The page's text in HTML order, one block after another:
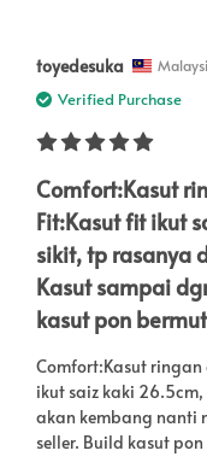
toyedesuka
Verified Purchase
Comfort:Kasut
Fit:Kasut fit ikut
sikit, tp rasanya
Kasut sampai
kasut pon
Comfort:Kasut
ikut saiz kaki
akan kembang nanti
seller. Build kasut